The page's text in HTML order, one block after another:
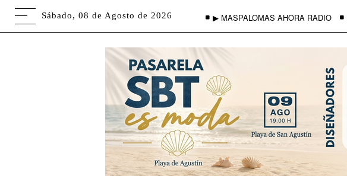
Sábado, 08 de Agosto de 2026 ▶ MASPALOMAS AHORA RADIO